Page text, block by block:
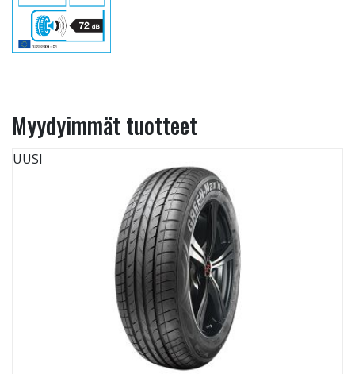
Myydyimmät tuotteet
UUSI